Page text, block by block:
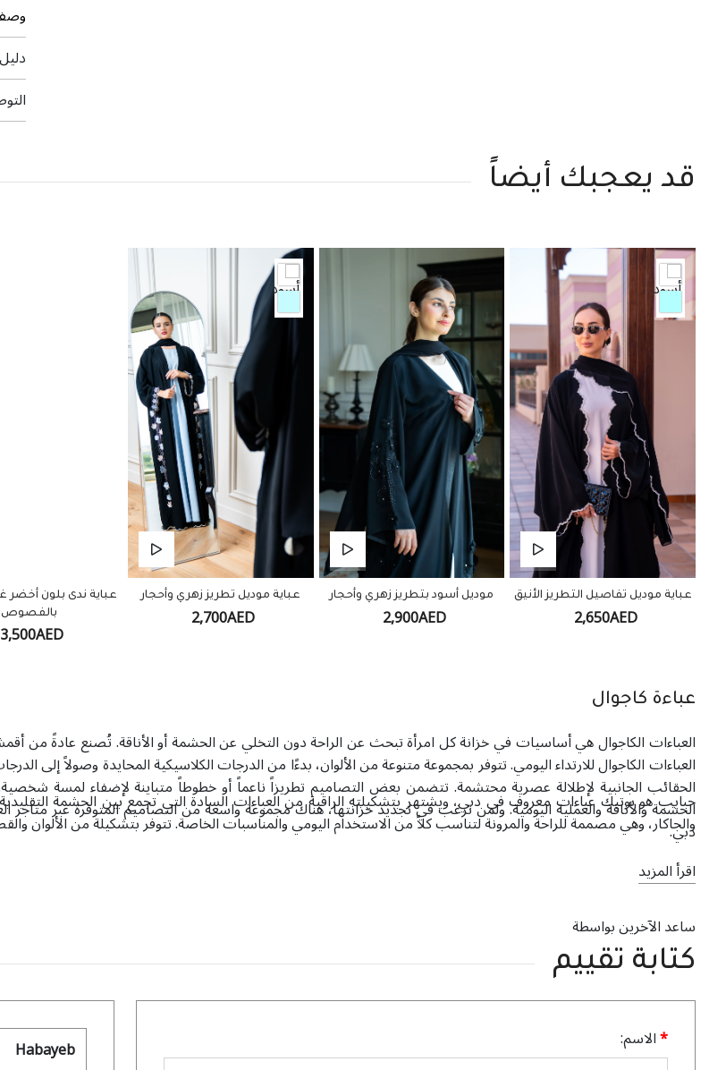
قد يعجبك أيضاً
عباية ندى بلون أخضر
بالفصوص
3,500AED
عباية موديل تطريز زهري وأحجار
2,700AED
موديل أسود بتطريز زهري وأحجار
2,900AED
عباية موديل تفاصيل التطريز الأنيق
2,650AED
عباءة كاجوال
العباءات الكاجوال هي أساسيات في خزانة كل امرأة تبحث عن الراحة دون التخلي عن الحشمة أو الأناقة. تُصنع عادةً من
العباءات الكاجوال للارتداء اليومي. تتوفر بمجموعة متنوعة من الألوان، بدءًا من الدرجات الكلاسيكية المحايدة وصولاً إلى
الحقائب الجانبية لإطلالة عصرية محتشمة. تتضمن بعض التصاميم تطريزاً ناعماً أو خطوطاً متباينة لإضفاء لمسة
الحشمة والأناقة والعملية اليومية. ولمن ترغب في تجديد خزانتها، هناك مجموعة واسعة من التصاميم المتوفرة عبر
دبي.
حبايب هو بوتيك عباءات معروف في دبي، ويشتهر بتشكيلته الراقية من العباءات السادة التي تجمع بين الحشمة
والجاكار، وهي مصممة للراحة والمرونة لتناسب كلاً من الاستخدام اليومي والمناسبات الخاصة. تتوفر بتشكيلة من الألوان
اقرأ المزيد
ساعد الآخرين بواسطة
كتابة تقييم
الاسم: Habayeb